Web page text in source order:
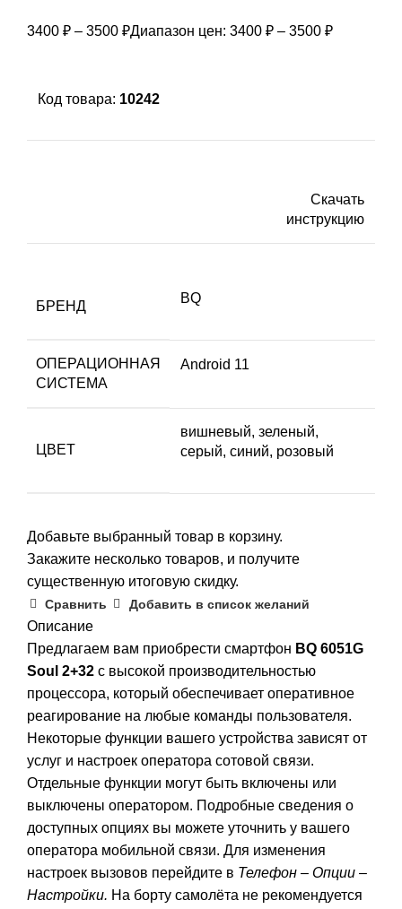
3400 ₽ – 3500 ₽Диапазон цен: 3400 ₽ – 3500 ₽
Код товара: 10242
Скачать
инструкцию
БРЕНД
BQ
ОПЕРАЦИОННАЯ
СИСТЕМА
Android 11
ЦВЕТ
вишневый, зеленый,
серый, синий, розовый
Добавьте выбранный товар в корзину.
Закажите несколько товаров, и получите
существенную итоговую скидку.
Сравнить Добавить в список желаний
Описание
Предлагаем вам приобрести смартфон BQ 6051G
Soul 2+32 с высокой производительностью
процессора, который обеспечивает оперативное
реагирование на любые команды пользователя.
Некоторые функции вашего устройства зависят от
услуг и настроек оператора сотовой связи.
Отдельные функции могут быть вклю­чены или
выключены оператором. Подробные сведения о
доступных опциях вы можете уточнить у вашего
оператора мобильной связи. Для изменения
настроек вызовов перейдите в Телефон – Опции –
Настройки. На борту самолёта не рекомендуется